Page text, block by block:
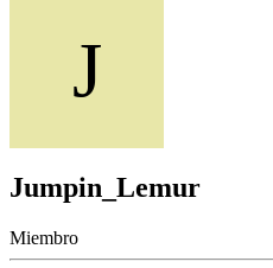
J
Jumpin_Lemur
Miembro